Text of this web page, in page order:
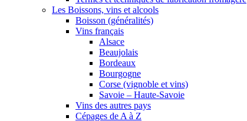
Les Boissons, vins et alcools
Boisson (généralités)
Vins français
Alsace
Beaujolais
Bordeaux
Bourgogne
Corse (vignoble et vins)
Savoie – Haute-Savoie
Vins des autres pays
Cépages de A à Z